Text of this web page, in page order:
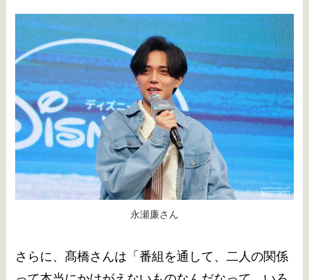
永瀬廉さん
さらに、髙橋さんは「​番組を通して、二人の関係